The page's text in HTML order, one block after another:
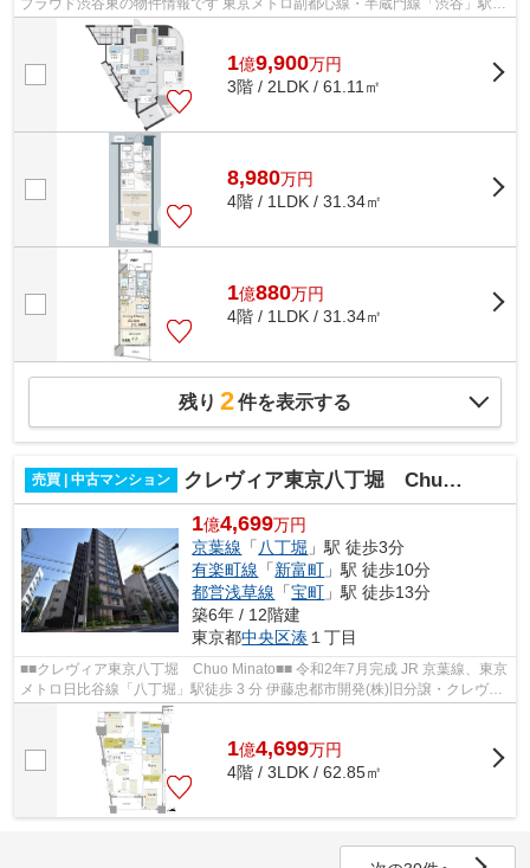
プラウド渋谷東の物件情報です 東京メトロ副都心線・半蔵門線「渋谷」駅徒
歩9分 東京メトロ日比谷線「恵比...
1億9,900万円
3階 / 2LDK / 61.11㎡
8,980万円
4階 / 1LDK / 31.34㎡
1億880万円
4階 / 1LDK / 31.34㎡
残り 2件を表示する
売買 | 中古マンション クレヴィア東京八丁堀 Chuo Minato
1億4,699万円
京葉線 「 八丁堀 」駅 徒歩3分
有楽町線 「新富町 」駅 徒歩10分
都営浅草線 「宝町 」駅 徒歩13分
築6年 / 12階建
東京都中央区湊 １丁目
■■クレヴィア東京八丁堀 Chuo Minato■■ 令和2年7月完成 JR 京葉線、東京
メトロ日比谷線「八丁堀」駅徒歩 3 分 伊藤忠都市開発(株)旧分譲・クレヴィ
アシリーズ 「東京」駅、『銀座...
1億4,699万円
4階 / 3LDK / 62.85㎡